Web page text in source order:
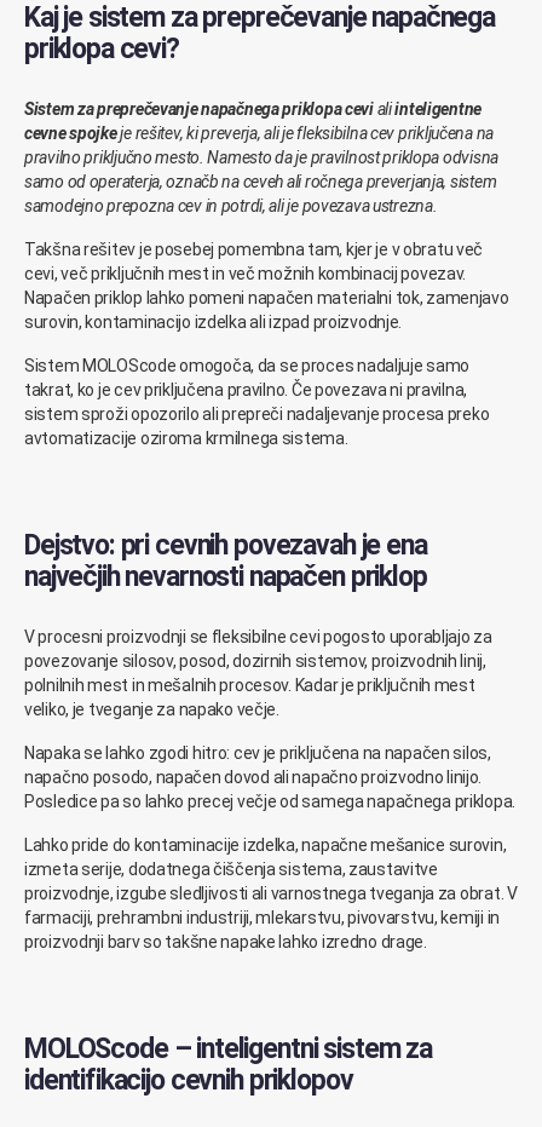
Kaj je sistem za preprečevanje napačnega
priklopa cevi?
Sistem za preprečevanje napačnega priklopa cevialiinteligentne
cevne spojkeje rešitev, ki preverja, ali je fleksibilna cev priključena na
pravilno priključno mesto. Namesto da je pravilnost priklopa odvisna
samo od operaterja, označb na ceveh ali ročnega preverjanja, sistem
samodejno prepozna cev in potrdi, ali je povezava ustrezna.
Takšna rešitev je posebej pomembna tam, kjer je v obratu več
cevi, več priključnih mest in več možnih kombinacij povezav.
Napačen priklop lahko pomeni napačen materialni tok, zamenjavo
surovin, kontaminacijo izdelka ali izpad proizvodnje.
Sistem MOLOScode omogoča, da se proces nadaljuje samo
takrat, ko je cev priključena pravilno. Če povezava ni pravilna,
sistem sproži opozorilo ali prepreči nadaljevanje procesa preko
avtomatizacije oziroma krmilnega sistema.
Dejstvo: pri cevnih povezavah je ena
največjih nevarnosti napačen priklop
V procesni proizvodnji se fleksibilne cevi pogosto uporabljajo za
povezovanje silosov, posod, dozirnih sistemov, proizvodnih linij,
polnilnih mest in mešalnih procesov. Kadar je priključnih mest
veliko, je tveganje za napako večje.
Napaka se lahko zgodi hitro: cev je priključena na napačen silos,
napačno posodo, napačen dovod ali napačno proizvodno linijo.
Posledice pa so lahko precej večje od samega napačnega priklopa.
Lahko pride do kontaminacije izdelka, napačne mešanice surovin,
izmeta serije, dodatnega čiščenja sistema, zaustavitve
proizvodnje, izgube sledljivosti ali varnostnega tveganja za obrat. V
farmaciji, prehrambni industriji, mlekarstvu, pivovarstvu, kemiji in
proizvodnji barv so takšne napake lahko izredno drage.
MOLOScode – inteligentni sistem za
identifikacijo cevnih priklopov